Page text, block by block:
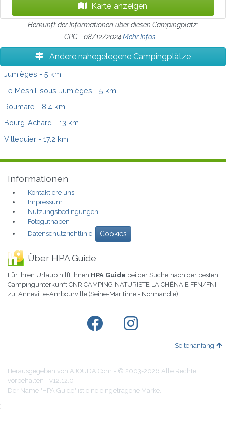
Karte anzeigen
Herkunft der Informationen über diesen Campingplatz:
CPG - 08/12/2024Mehr Infos ...
Andere nahegelegene Campingplätze
Jumièges - 5 km
Le Mesnil-sous-Jumièges - 5 km
Roumare - 8.4 km
Bourg-Achard - 13 km
Villequier - 17.2 km
Informationen
Kontaktiere uns
Impressum
Nutzungsbedingungen
Fotoguthaben
Datenschutzrichtlinie
Cookies
Über HPA Guide
Für Ihren Urlaub hilft Ihnen HPA Guide bei der Suche nach der besten
Campingunterkunft CNR CAMPING NATURISTE LA CHÊNAIE FFN/FNI
zu Anneville-Ambourville (Seine-Maritime - Normandie)
Seitenanfang
Herausgegeben von AJOUDA.Com - © 2003-2026 Alle Rechte
vorbehalten - v12.12.0
Der Name "HPA Guide" ist eine eingetragene Marke.
;